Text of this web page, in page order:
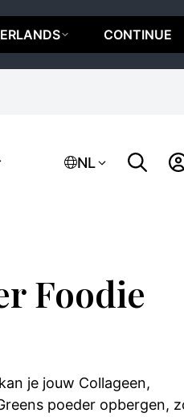
CONTINUE
NL
Foodie
je jouw Collageen,
poeder opbergen,